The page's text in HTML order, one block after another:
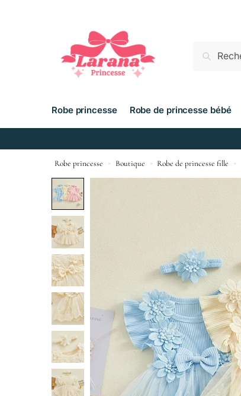
Recherche
Robe princesse Robe de princesse bébé
Robe princesse » Boutique » Robe de princesse fille »